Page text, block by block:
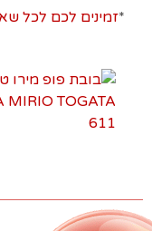
*זמינים לכם לכל